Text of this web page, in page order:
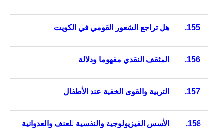
155. هل تراجع الشعور القومي في الكويت
156. المثقف النقدي مفهوما ودلالة
157. التربية والقوى الخفية عند الأطفال
158. الأسس الفيزيولوجية والنفسية للعنف والعدوانية